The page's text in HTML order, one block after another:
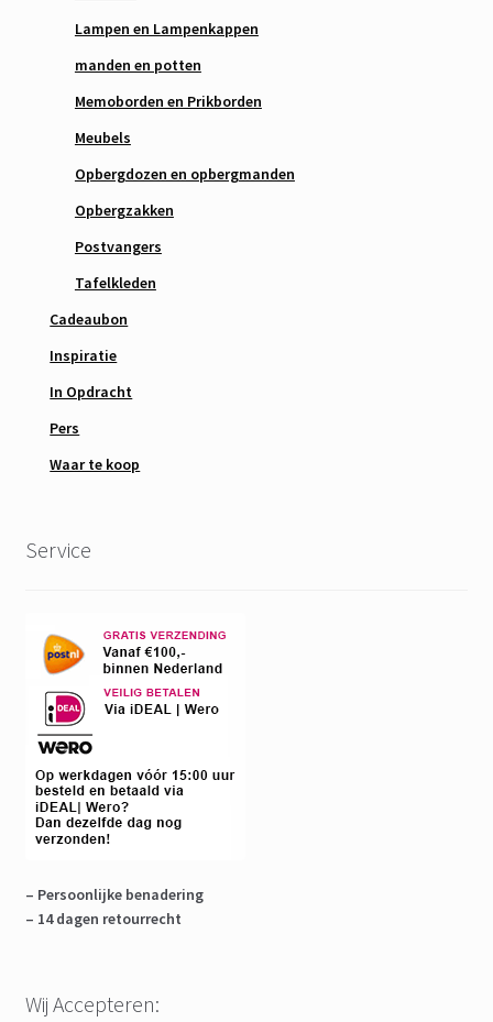
Lampen en Lampenkappen
manden en potten
Memoborden en Prikborden
Meubels
Opbergdozen en opbergmanden
Opbergzakken
Postvangers
Tafelkleden
Cadeaubon
Inspiratie
In Opdracht
Pers
Waar te koop
Service
– Persoonlijke benadering
– 14 dagen retourrecht
Wij Accepteren: